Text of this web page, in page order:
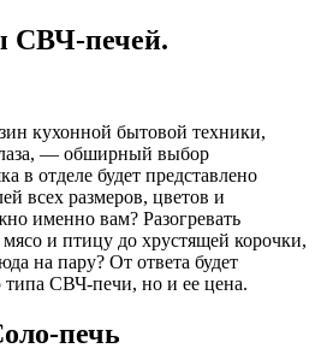
СВЧ-печей.
кухонной бытовой техники,
― обширный выбор
в отделе будет представлено
всех размеров, цветов и
именно вам? Разогревать
и птицу до хрустящей корочки,
на пару? От ответа будет
типа СВЧ-печи, но и ее цена.
печь